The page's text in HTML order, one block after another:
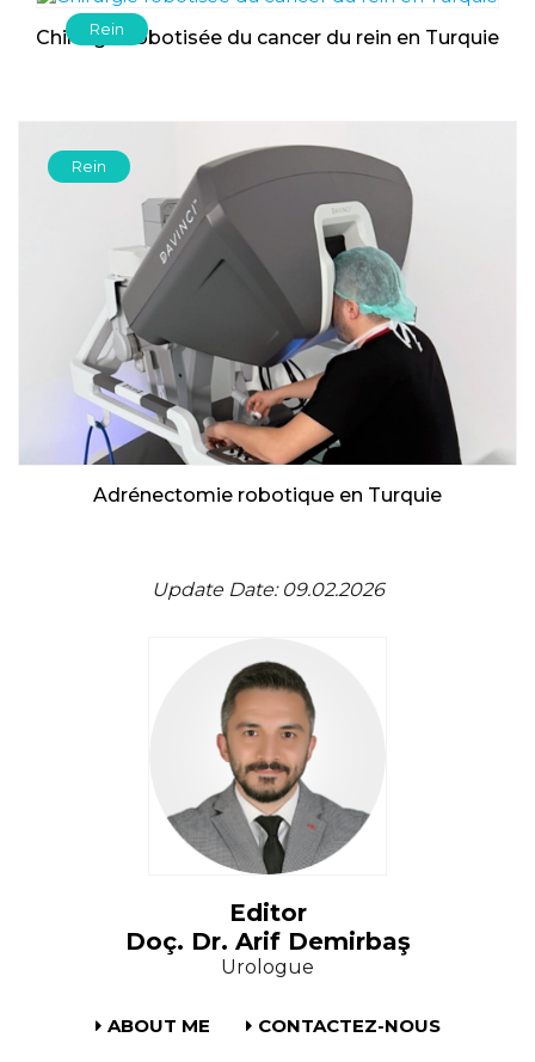
Rein
Chirurgie robotisée du cancer du rein en Turquie
Rein
Adrénectomie robotique en Turquie
Update Date: 09.02.2026
Editor
Doç. Dr. Arif Demirbaş
Urologue
ABOUT ME CONTACTEZ-NOUS